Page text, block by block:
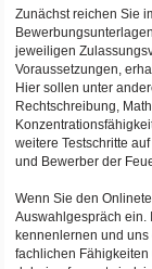
Zunächst reichen Sie
jeweiligen
Voraussetzungen,
Hier sollen unter
Rechtschreibung,
weitere Testschritte
und Bewerber der
Wenn Sie den
Auswahlgespräch ein.
kennenlernen und
fachlichen